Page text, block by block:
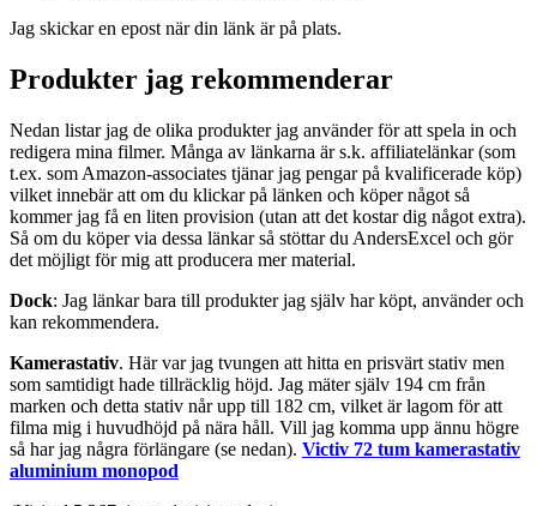
Jag skickar en epost när din länk är på plats.
Produkter jag rekommenderar
Nedan listar jag de olika produkter jag använder för att spela in och
redigera mina filmer. Många av länkarna är s.k. affiliatelänkar (som
t.ex. som Amazon-associates tjänar jag pengar på kvalificerade köp)
vilket innebär att om du klickar på länken och köper något så
kommer jag få en liten provision (utan att det kostar dig något extra).
Så om du köper via dessa länkar så stöttar du AndersExcel och gör
det möjligt för mig att producera mer material.
Dock: Jag länkar bara till produkter jag själv har köpt, använder och
kan rekommendera.
Kamerastativ. Här var jag tvungen att hitta en prisvärt stativ men
som samtidigt hade tillräcklig höjd. Jag mäter själv 194 cm från
marken och detta stativ når upp till 182 cm, vilket är lagom för att
filma mig i huvudhöjd på nära håll. Vill jag komma upp ännu högre
så har jag några förlängare (se nedan). Victiv 72 tum kamerastativ
aluminium monopod